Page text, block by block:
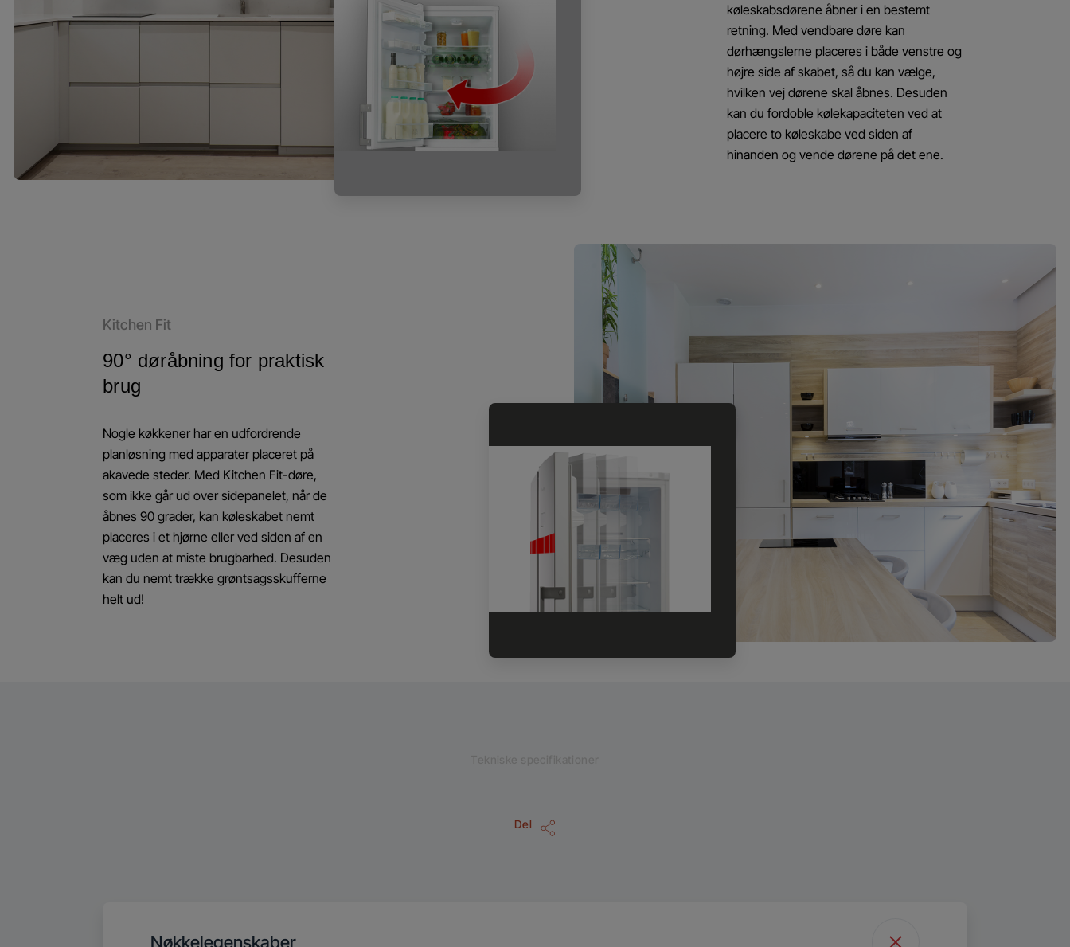
køleskabsdørene åbner i en bestemt
retning. Med vendbare døre kan
dørhængslerne placeres i både venstre og
højre side af skabet, så du kan vælge,
hvilken vej dørene skal åbnes. Desuden
kan du fordoble kølekapaciteten ved at
placere to køleskabe ved siden af
hinanden og vende dørene på det ene.
Kitchen Fit
90° døråbning for praktisk
brug
Nogle køkkener har en udfordrende
planløsning med apparater placeret på
akavede steder. Med Kitchen Fit-døre,
som ikke går ud over sidepanelet, når de
åbnes 90 grader, kan køleskabet nemt
placeres i et hjørne eller ved siden af en
væg uden at miste brugbarhed. Desuden
kan du nemt trække grøntsagsskufferne
helt ud!
Del
Nøkkelegenskaber